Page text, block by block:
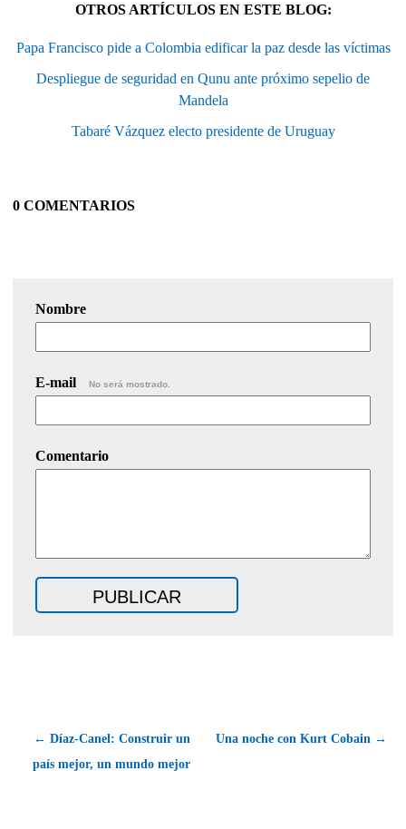
OTROS ARTÍCULOS EN ESTE BLOG:
Papa Francisco pide a Colombia edificar la paz desde las víctimas
Despliegue de seguridad en Qunu ante próximo sepelio de
Mandela
Tabaré Vázquez electo presidente de Uruguay
0 COMENTARIOS
Nombre
E-mail No será mostrado.
Comentario
← Díaz-Canel: Construir un
país mejor, un mundo mejor
Una noche con Kurt Cobain →